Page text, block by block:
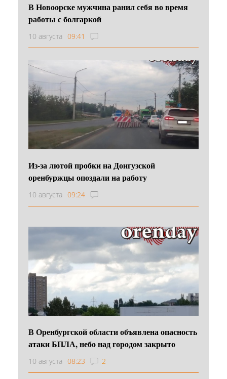
В Новоорске мужчина ранил себя во время
работы с болгаркой
10 августа 09:41
Из-за лютой пробки на Донгузской
оренбуржцы опоздали на работу
10 августа 09:24
В Оренбургской области объявлена опасность
атаки БПЛА, небо над городом закрыто
10 августа 08:23 2